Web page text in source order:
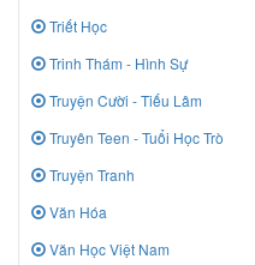
Triết Học
Trinh Thám - Hình Sự
Truyện Cười - Tiếu Lâm
Truyên Teen - Tuổi Học Trò
Truyện Tranh
Văn Hóa
Văn Học Việt Nam